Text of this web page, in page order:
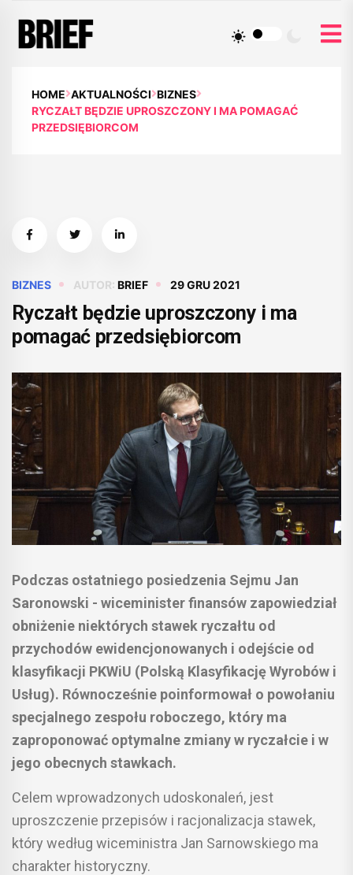
HOME AKTUALNOŚCI BIZNES
RYCZAŁT BĘDZIE UPROSZCZONY I MA POMAGAĆ
PRZEDSIĘBIORCOM
BIZNES AUTOR: BRIEF 29 GRU 2021
Ryczałt będzie uproszczony i ma
pomagać przedsiębiorcom
Podczas ostatniego posiedzenia Sejmu Jan
Saronowski - wiceminister finansów zapowiedział
obniżenie niektórych stawek ryczałtu od
przychodów ewidencjonowanych i odejście od
klasyfikacji PKWiU (Polską Klasyfikację Wyrobów i
Usług). Równocześnie poinformował o powołaniu
specjalnego zespołu roboczego, który ma
zaproponować optymalne zmiany w ryczałcie i w
jego obecnych stawkach.
Celem wprowadzonych udoskonaleń, jest
uproszczenie przepisów i racjonalizacja stawek,
który według wiceministra Jan Sarnowskiego ma
charakter historyczny.